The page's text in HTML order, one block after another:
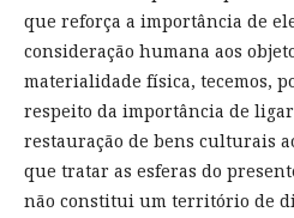
que reforça a importância de
consideração humana aos
materialidade física, tecemos,
respeito da importância de
restauração de bens culturais
que tratar as esferas do
não constitui um território de